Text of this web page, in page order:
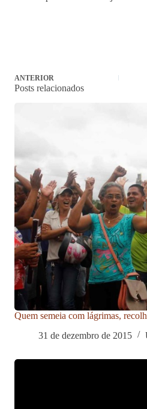
ANTERIOR
Posts relacionados
Quem semeia com lágrimas,
31 de dezembro de 2015